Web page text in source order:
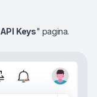
API Keys" pagina.